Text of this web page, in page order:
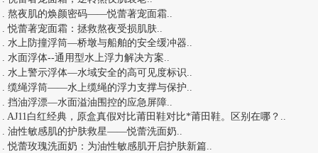
.熬夜肌的焕颜密码——悦蕾著宠面霜
.悦蕾著宠面霜：拯救熬夜受损肌肤
.水上防撞浮筒—桥墩与船舶的安全缓冲器..
.水面浮体--通用型水上浮力解决方案..
.水上警示浮体—水域安全的高可见度标识
.缆绳浮筒——水上缆绳的浮力支撑与保护
.挡油浮漂—水面溢油围控的应急屏障
.AJ11白红经典，原盒真假对比莆田鞋对比*莆田鞋。区别在哪？ ..
.油性敏感肌的护肤救星——悦蕾洗面奶..
.悦蕾玫瑰洗面奶：为油性敏感肌开启护肤新篇